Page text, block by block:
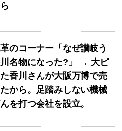
のコーナー「なぜ讃岐う
名物になった?」 → 大ピ
香川さんが大阪万博で売
から。足踏みしない機械
を打つ会社を設立。